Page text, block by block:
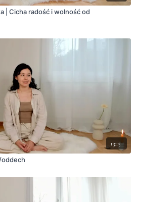
| Cicha radość i wolność od
13:15